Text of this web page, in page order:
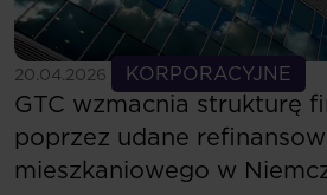
20.04.2026 KORPORACYJNE
GTC wzmacnia strukturę
poprzez udane
mieszkaniowego w
Zobacz więcej